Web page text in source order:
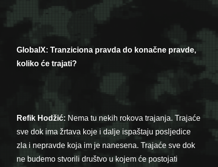
GlobalX: Tranziciona pravda do konačne pravde,
koliko će trajati?
Refik Hodžić: Nema tu nekih rokova trajanja. Trajaće
sve dok ima žrtava koje i dalje ispaštaju posljedice
zla i nepravde koja im je nanesena. Trajaće sve dok
ne budemo stvorili društvo u kojem će postojati